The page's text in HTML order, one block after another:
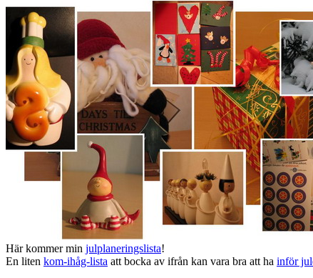
Här kommer min julplaneringslista!
En liten kom-ihåg-lista att bocka av ifrån kan vara bra att ha inför